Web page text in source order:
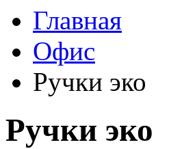
Главная
Офис
Ручки эко
Ручки эко